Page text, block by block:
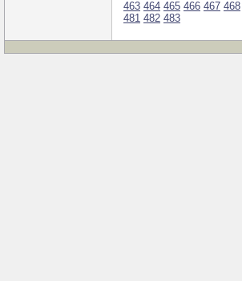
463 464 465 466 467 468
481 482 483